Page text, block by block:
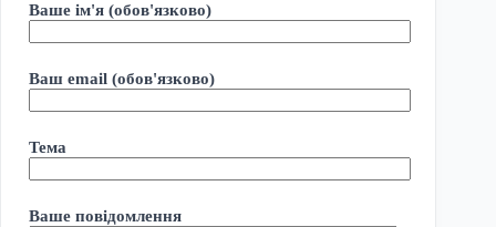
Ваше ім'я (обов'язково)
Ваш email (обов'язково)
Тема
Ваше повідомлення